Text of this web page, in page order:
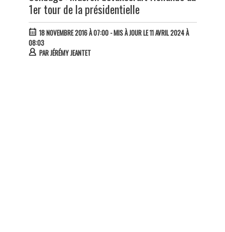
1er tour de la présidentielle
18 NOVEMBRE 2016 À 07:00- MIS À JOUR LE 11 AVRIL 2024 À
08:03
PARJÉRÉMY JEANTET